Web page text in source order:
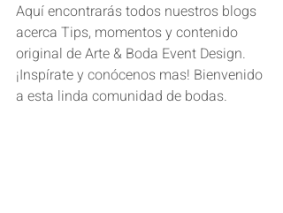
Aquí encontrarás todos nuestros blogs
acerca Tips, momentos y contenido
original de Arte & Boda Event Design.
¡Inspírate y conócenos mas! Bienvenido
a esta linda comunidad de bodas.